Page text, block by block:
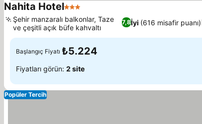
Nahita Hotel3 Yıldız
7,8İyi (616 misafir puanı)
Şehir manzaralı balkonlar, Taze
ve çeşitli açık büfe kahvaltı
Başlangıç Fiyatı ₺5.224
Fiyatları görün: 2 site
Popüler Tercih